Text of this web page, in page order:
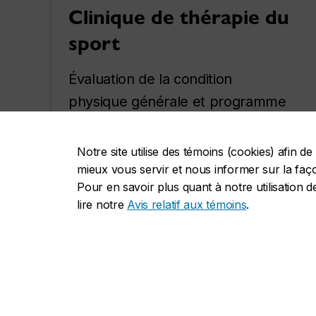
Notre site utilise des témoins (cookies) afin
mieux vous servir et nous informer sur la
Pour en savoir plus quant à notre utilisation
lire notre Avis relatif aux témoins.
Clinique de thérapie du
sport
Évaluation de la condition
physique générale et programme
la remise en forme après une
blessure.
Modalités de traitement et